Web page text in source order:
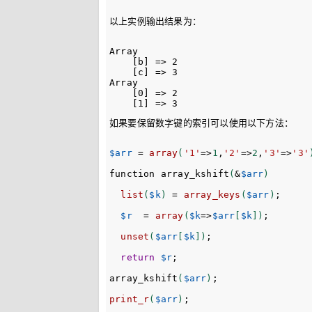
以上实例输出结果为：
Array
    [b] => 2
    [c] => 3
Array
    [0] => 2
如果要保留数字键的索引可以使用以下方法：
$arr = array( '1'=>1 , '2' =>2 , '3' => '3'
function
array_kshift (&$arr)
list ( $k) = array_keys ( $arr ) ;
$r
= array ( $k=>$arr $k] ) ;
unset ( $arr $k] ) ;
return
$r ;
array_kshift ( $arr) ;
print_r( $arr) ;